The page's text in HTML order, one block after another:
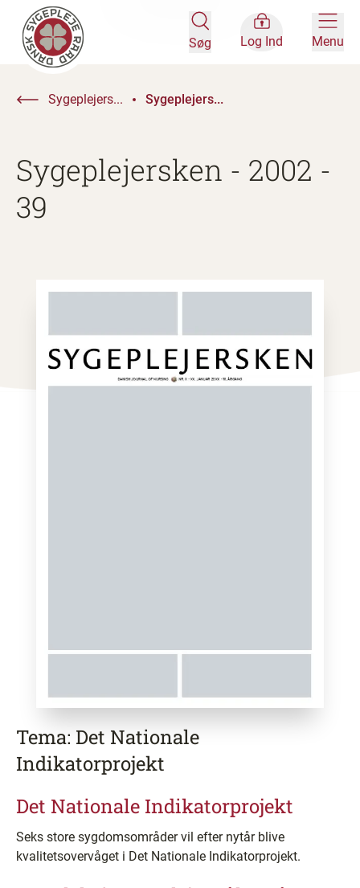
Søg Log Ind Menu
Sygeplejers... Sygeplejers...
Sygeplejersken - 2002 -
39
Tema: Det Nationale
Indikatorprojekt
Det Nationale Indikatorprojekt
Seks store sygdomsområder vil efter nytår blive
kvalitetsovervåget i Det Nationale Indikatorprojekt.